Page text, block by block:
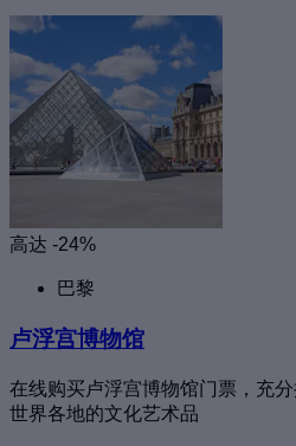
高达 -24%
巴黎
卢浮宫博物馆
在线购买卢浮宫博物馆门票，充
世界各地的文化艺术品